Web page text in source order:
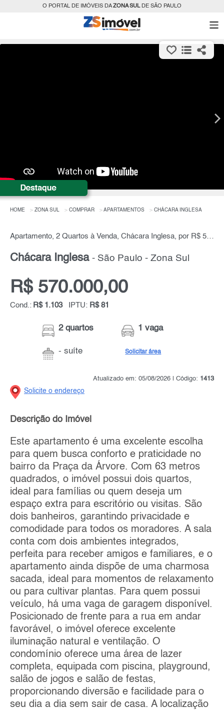
O PORTAL DE IMÓVEIS DAZONA SULDE SÃO PAULO
HOME ZONA SUL COMPRAR APARTAMENTOS CHÁCARA INGLESA
Apartamento, 2 Quartos à Venda, Chácara Inglesa, por R$ 570.000,00
Chácara Inglesa - São Paulo - Zona Sul
R$ 570.000,00
Cond.: R$ 1.103 IPTU: R$ 81
2 quartos
- suíte
1 vaga
Solicitar área
Atualizado em: 05/08/2026 | Código: 1413
Solicite o endereço
Descrição do Imóvel
Este apartamento é uma excelente escolha
para quem busca conforto e praticidade no
bairro da Praça da Árvore. Com 63 metros
quadrados, o imóvel possui dois quartos,
ideal para famílias ou quem deseja um
espaço extra para escritório ou visitas. São
dois banheiros, garantindo privacidade e
comodidade para todos os moradores. A sala
conta com dois ambientes integrados,
perfeita para receber amigos e familiares, e o
apartamento ainda dispõe de uma charmosa
sacada, ideal para momentos de relaxamento
ou para cultivar plantas. Para quem possui
veículo, há uma vaga de garagem disponível.
Posicionado de frente para a rua em andar
favorável, o imóvel oferece excelente
iluminação natural e ventilação. O
condomínio oferece uma área de lazer
completa, equipada com piscina, playground,
salão de jogos e salão de festas,
proporcionando diversão e facilidade para o
seu dia a dia sem sair de casa. A localização